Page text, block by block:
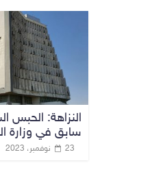
النزاهة: الحبس
سابق في وزارة
23 نوفمبر، 2023